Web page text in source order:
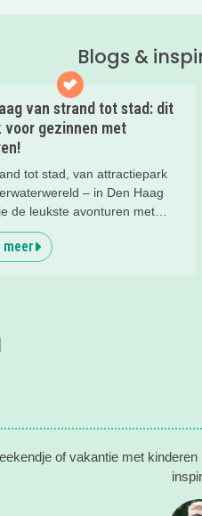
Blogs &
van strand tot stad: dit
voor gezinnen met
tot stad, van attractiepark
– in Den Haag
de leukste avonturen met
En tussendoor? Even
met een lekkere lunch op
of vakantie met